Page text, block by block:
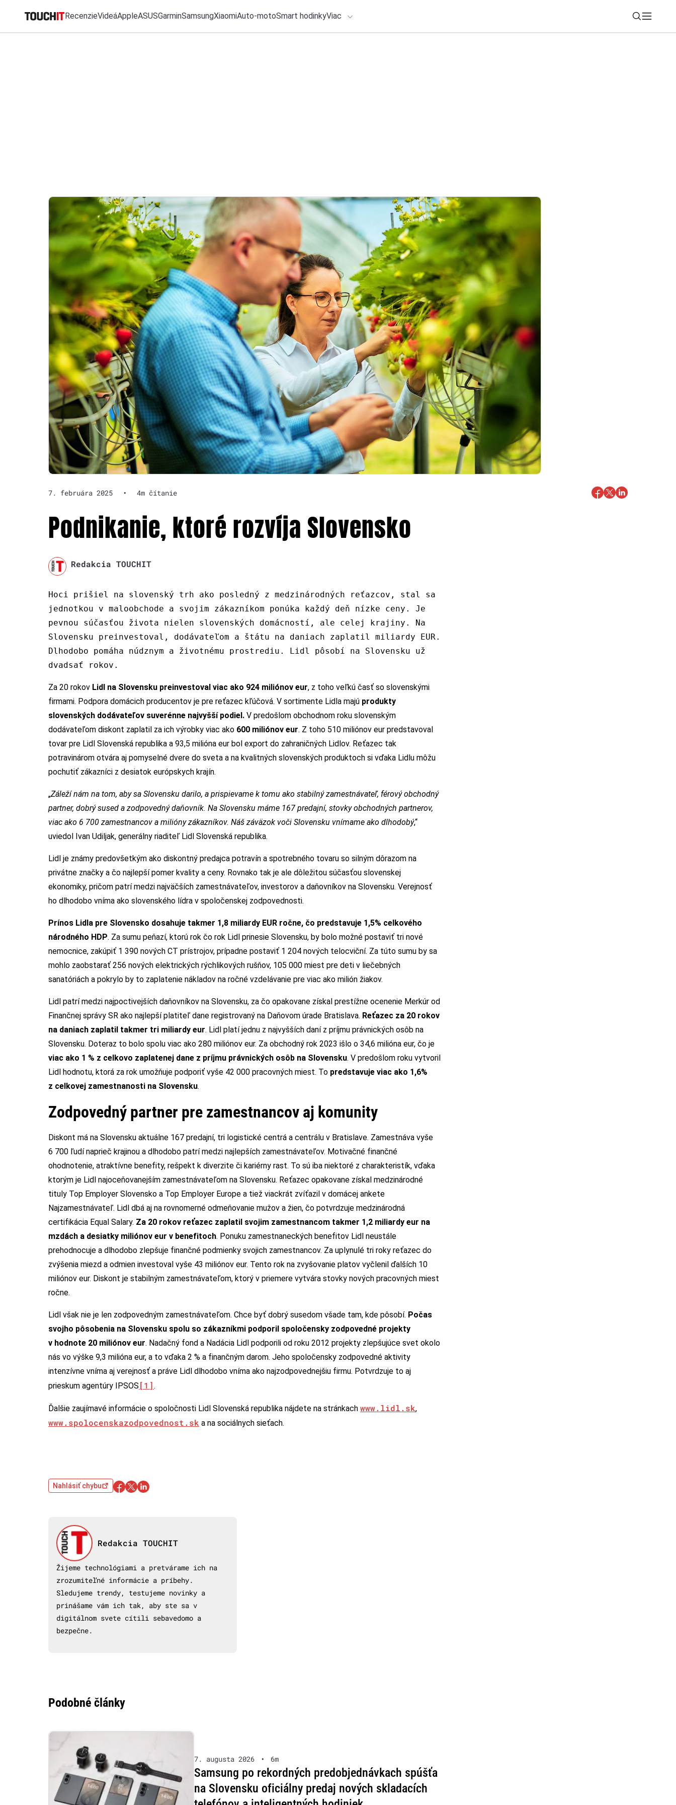
RecenzieVideáAppleASUSGarminSamsungXiaomiAuto-motoSmart hodinkyViac
7. februára 2025 • 4m čítanie
Podnikanie, ktoré rozvíja Slovensko
Redakcia TOUCHIT
Hoci prišiel na slovenský trh ako posledný z medzinárodných reťazcov, stal sa
jednotkou v maloobchode a svojim zákazníkom ponúka každý deň nízke ceny. Je
pevnou súčasťou života nielen slovenských domácností, ale celej krajiny. Na
Slovensku preinvestoval, dodávateľom a štátu na daniach zaplatil miliardy EUR.
Dlhodobo pomáha núdznym a životnému prostrediu. Lidl pôsobí na Slovensku už
dvadsať rokov.
Za 20 rokov Lidl na Slovensku preinvestoval viac ako 924 miliónov eur, z toho veľkú časť so slovenskými
firmami. Podpora domácich producentov je pre reťazec kľúčová. V sortimente Lidla majú produkty
slovenských dodávateľov suverénne najvyšší podiel. V predošlom obchodnom roku slovenským
dodávateľom diskont zaplatil za ich výrobky viac ako 600 miliónov eur. Z toho 510 miliónov eur predstavoval
tovar pre Lidl Slovenská republika a 93,5 milióna eur bol export do zahraničných Lidlov. Reťazec tak
potravinárom otvára aj pomyselné dvere do sveta a na kvalitných slovenských produktoch si vďaka Lidlu môžu
pochutiť zákazníci z desiatok európskych krajín.
„Záleží nám na tom, aby sa Slovensku darilo, a prispievame k tomu ako stabilný zamestnávateľ, férový obchodný
partner, dobrý sused a zodpovedný daňovník. Na Slovensku máme 167 predajní, stovky obchodných partnerov,
viac ako 6 700 zamestnancov a milióny zákazníkov. Náš záväzok voči Slovensku vnímame ako dlhodobý,“
uviedol Ivan Udiljak, generálny riaditeľ Lidl Slovenská republika.
Lidl je známy predovšetkým ako diskontný predajca potravín a spotrebného tovaru so silným dôrazom na
privátne značky a čo najlepší pomer kvality a ceny. Rovnako tak je ale dôležitou súčasťou slovenskej
ekonomiky, pričom patrí medzi najväčších zamestnávateľov, investorov a daňovníkov na Slovensku. Verejnosť
ho dlhodobo vníma ako slovenského lídra v spoločenskej zodpovednosti.
Prínos Lidla pre Slovensko dosahuje takmer 1,8 miliardy EUR ročne, čo predstavuje 1,5% celkového
národného HDP. Za sumu peňazí, ktorú rok čo rok Lidl prinesie Slovensku, by bolo možné postaviť tri nové
nemocnice, zakúpiť 1 390 nových CT prístrojov, prípadne postaviť 1 204 nových telocviční. Za túto sumu by sa
mohlo zaobstarať 256 nových elektrických rýchlikových rušňov, 105 000 miest pre deti v liečebných
sanatóriách a pokrylo by to zaplatenie nákladov na ročné vzdelávanie pre viac ako milión žiakov.
Lidl patrí medzi najpoctivejších daňovníkov na Slovensku, za čo opakovane získal prestížne ocenenie Merkúr od
Finančnej správy SR ako najlepší platiteľ dane registrovaný na Daňovom úrade Bratislava. Reťazec za 20 rokov
na daniach zaplatil takmer tri miliardy eur. Lidl platí jednu z najvyšších daní z príjmu právnických osôb na
Slovensku. Doteraz to bolo spolu viac ako 280 miliónov eur. Za obchodný rok 2023 išlo o 34,6 milióna eur, čo je
viac ako 1 % z celkovo zaplatenej dane z príjmu právnických osôb na Slovensku. V predošlom roku vytvoril
Lidl hodnotu, ktorá za rok umožňuje podporiť vyše 42 000 pracovných miest. To predstavuje viac ako 1,6%
z celkovej zamestnanosti na Slovensku.
Zodpovedný partner pre zamestnancov aj komunity
Diskont má na Slovensku aktuálne 167 predajní, tri logistické centrá a centrálu v Bratislave. Zamestnáva vyše
6 700 ľudí naprieč krajinou a dlhodobo patrí medzi najlepších zamestnávateľov. Motivačné finančné
ohodnotenie, atraktívne benefity, rešpekt k diverzite či kariérny rast. To sú iba niektoré z charakteristík, vďaka
ktorým je Lidl najoceňovanejším zamestnávateľom na Slovensku. Reťazec opakovane získal medzinárodné
tituly Top Employer Slovensko a Top Employer Europe a tiež viackrát zvíťazil v domácej ankete
Najzamestnávateľ. Lidl dbá aj na rovnomerné odmeňovanie mužov a žien, čo potvrdzuje medzinárodná
certifikácia Equal Salary. Za 20 rokov reťazec zaplatil svojim zamestnancom takmer 1,2 miliardy eur na
mzdách a desiatky miliónov eur v benefitoch. Ponuku zamestnaneckých benefitov Lidl neustále
prehodnocuje a dlhodobo zlepšuje finančné podmienky svojich zamestnancov. Za uplynulé tri roky reťazec do
zvýšenia miezd a odmien investoval vyše 43 miliónov eur. Tento rok na zvyšovanie platov vyčlenil ďalších 10
miliónov eur. Diskont je stabilným zamestnávateľom, ktorý v priemere vytvára stovky nových pracovných miest
ročne.
Lidl však nie je len zodpovedným zamestnávateľom. Chce byť dobrý susedom všade tam, kde pôsobí. Počas
svojho pôsobenia na Slovensku spolu so zákazníkmi podporil spoločensky zodpovedné projekty
v hodnote 20 miliónov eur. Nadačný fond a Nadácia Lidl podporili od roku 2012 projekty zlepšujúce svet okolo
nás vo výške 9,3 milióna eur, a to vďaka 2 % a finančným darom. Jeho spoločensky zodpovedné aktivity
intenzívne vníma aj verejnosť a práve Lidl dlhodobo vníma ako najzodpovednejšiu firmu. Potvrdzuje to aj
prieskum agentúry IPSOS [1] .
Ďalšie zaujímavé informácie o spoločnosti Lidl Slovenská republika nájdete na stránkach www.lidl.sk,
www.spolocenskazodpovednost.sk a na sociálnych sieťach.
Nahlásiť chybu
Redakcia TOUCHIT
Žijeme technológiami a pretvárame ich na
zrozumiteľné informácie a príbehy.
Sledujeme trendy, testujeme novinky a
prinášame vám ich tak, aby ste sa v
digitálnom svete cítili sebavedomo a
bezpečne.
Podobné články
7. augusta 2026 • 6m
Samsung po rekordných predobjednávkach spúšťa
na Slovensku oficiálny predaj nových skladacích